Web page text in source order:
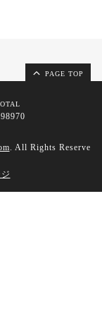
PAGE TOP
. All Rights Reserve